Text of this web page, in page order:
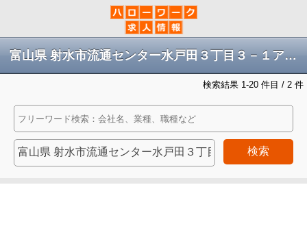
富山県 射水市流通センター水戸田３丁目３－１アルビスクリーンサポート株式会社の求人
検索結果 1-20 件目 / 2 件
検索